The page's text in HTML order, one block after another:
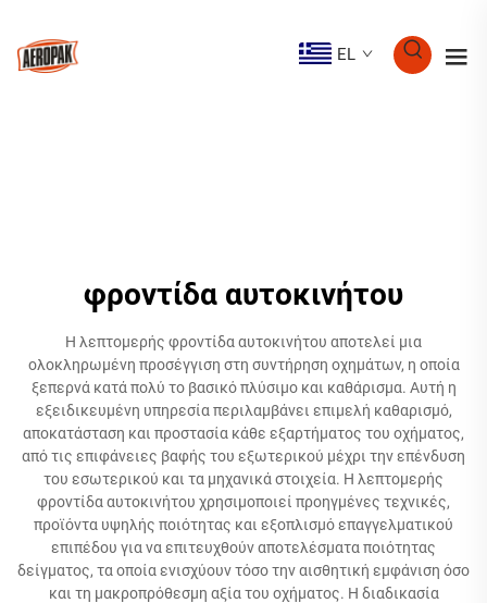
EL
φροντίδα αυτοκινήτου
Η λεπτομερής φροντίδα αυτοκινήτου αποτελεί μια
ολοκληρωμένη προσέγγιση στη συντήρηση οχημάτων, η οποία
ξεπερνά κατά πολύ το βασικό πλύσιμο και καθάρισμα. Αυτή η
εξειδικευμένη υπηρεσία περιλαμβάνει επιμελή καθαρισμό,
αποκατάσταση και προστασία κάθε εξαρτήματος του οχήματος,
από τις επιφάνειες βαφής του εξωτερικού μέχρι την επένδυση
του εσωτερικού και τα μηχανικά στοιχεία. Η λεπτομερής
φροντίδα αυτοκινήτου χρησιμοποιεί προηγμένες τεχνικές,
προϊόντα υψηλής ποιότητας και εξοπλισμό επαγγελματικού
επιπέδου για να επιτευχθούν αποτελέσματα ποιότητας
δείγματος, τα οποία ενισχύουν τόσο την αισθητική εμφάνιση όσο
και τη μακροπρόθεσμη αξία του οχήματος. Η διαδικασία